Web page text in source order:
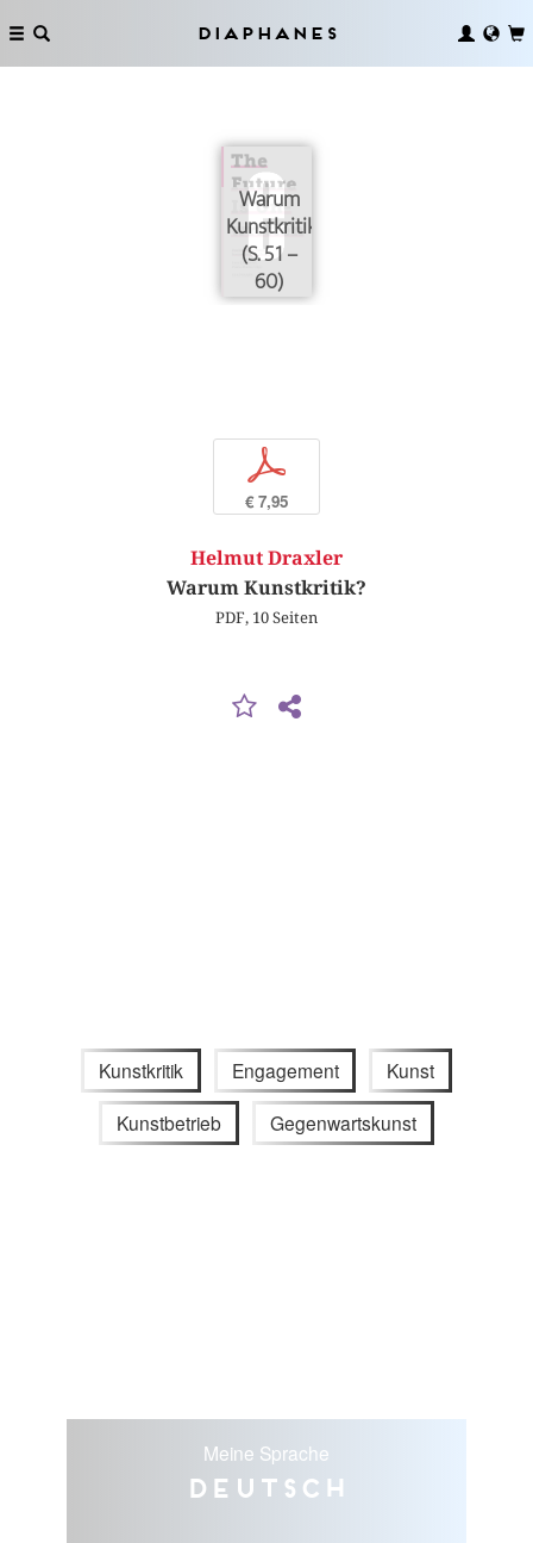
Diaphanes
Warum
Kunstkritik?
(S. 51 –
60)
p
€ 7,95
Helmut Draxler
Warum Kunstkritik?
PDF, 10 Seiten
Kunstkritik Engagement Kunst
Kunstbetrieb Gegenwartskunst
Meine Sprache
Deutsch